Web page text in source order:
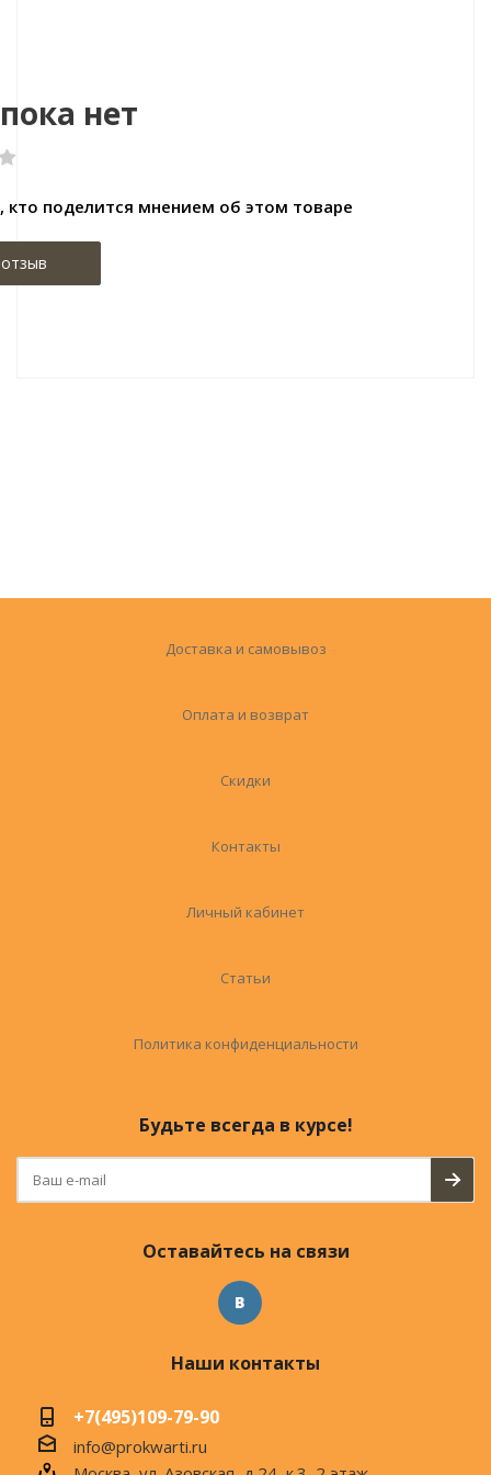
нет
кто поделится мнением об этом товаре
Доставка и самовывоз
Оплата и возврат
Скидки
Контакты
Личный кабинет
Статьи
Политика конфиденциальности
Будьте всегда в курсе!
Оставайтесь на связи
Наши контакты
+7(495)109-79-90
info@prokwarti.ru